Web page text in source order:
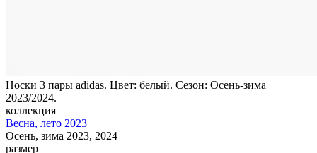
Носки 3 пары adidas. Цвет: белый. Сезон: Осень-зима
2023/2024.
коллекция
Весна, лето 2023
Осень, зима 2023, 2024
размер